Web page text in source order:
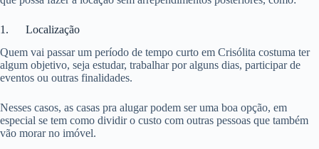
1. Localização
Quem vai passar um período de tempo curto em Crisólita costuma ter
algum objetivo, seja estudar, trabalhar por alguns dias, participar de
eventos ou outras finalidades.
Nesses casos, as casas pra alugar podem ser uma boa opção, em
especial se tem como dividir o custo com outras pessoas que também
vão morar no imóvel.